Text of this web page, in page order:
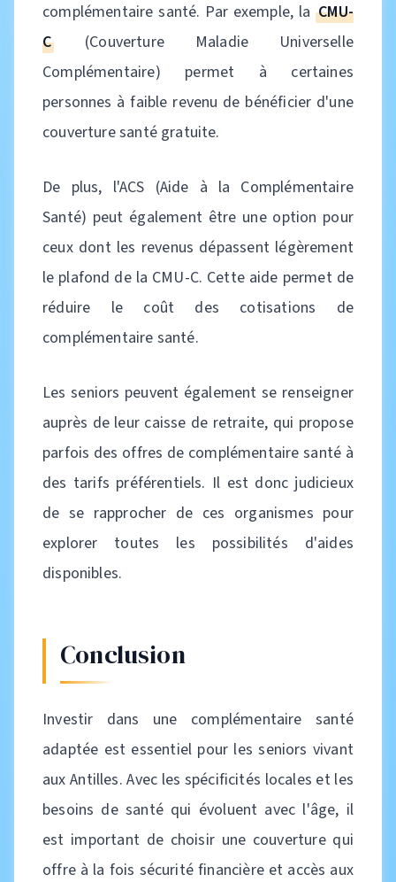
complémentaire santé. Par exemple, laCMU-
C
(Couverture Maladie Universelle
Complémentaire) permet à certaines
personnes à faible revenu de bénéficier d'une
couverture santé gratuite.
De plus, l'ACS (Aide à la Complémentaire
Santé) peut également être une option pour
ceux dont les revenus dépassent légèrement
le plafond de la CMU-C. Cette aide permet de
réduire le coût des cotisations de
complémentaire santé.
Les seniors peuvent également se renseigner
auprès de leur caisse de retraite, qui propose
parfois des offres de complémentaire santé à
des tarifs préférentiels. Il est donc judicieux
de se rapprocher de ces organismes pour
explorer toutes les possibilités d'aides
disponibles.
Conclusion
Investir dans une complémentaire santé
adaptée est essentiel pour les seniors vivant
aux Antilles. Avec les spécificités locales et les
besoins de santé qui évoluent avec l'âge, il
est important de choisir une couverture qui
offre à la fois sécurité financière et accès aux